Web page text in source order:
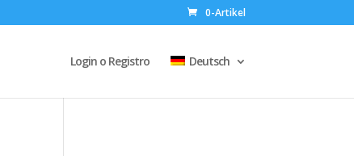
0-Artikel
Login o Registro Deutsch